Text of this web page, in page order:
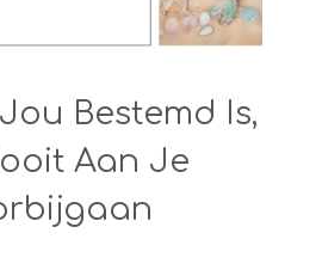
Bestemd Is,
Aan Je